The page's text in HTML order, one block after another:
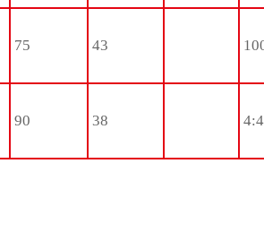
75 43
90 38